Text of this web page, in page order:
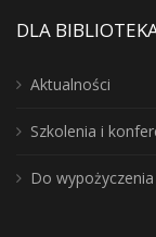
DLA
Aktualności
Szkolenia i
Do wypożyczenia